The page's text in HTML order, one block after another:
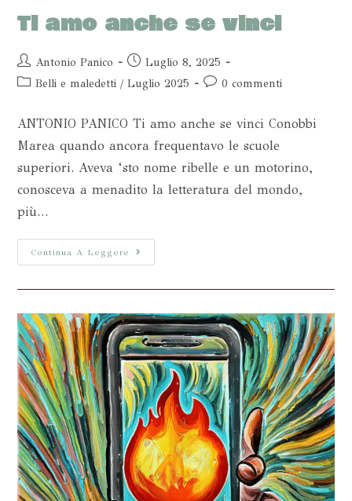
Ti amo anche se vinci
Antonio Panico
Luglio 8, 2025
Belli e maledetti / Luglio 2025 0 commenti
ANTONIO PANICO Ti amo anche se vinci Conobbi
Marea quando ancora frequentavo le scuole
superiori. Aveva ‘sto nome ribelle e un motorino,
conosceva a menadito la letteratura del mondo,
più…
Continua A Leggere